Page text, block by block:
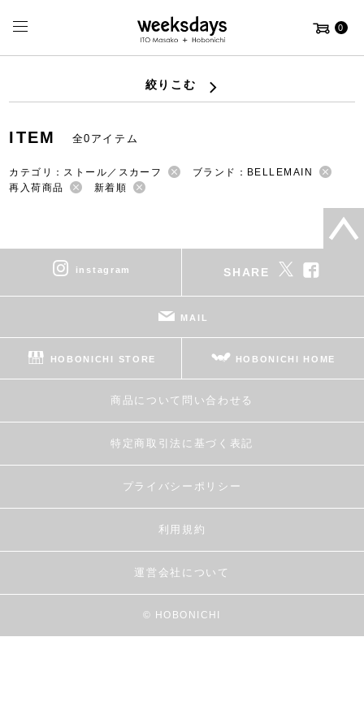
0
絞りこむ
ITEM 全0アイテム
カテゴリ：ストール／スカーフ
ブランド：BELLEMAIN
再入荷商品
新着順
instagram SHARE
MAIL
HOBONICHI STORE HOBONICHI HOME
商品について問い合わせる
特定商取引法に基づく表記
プライバシーポリシー
利用規約
運営会社について
© HOBONICHI